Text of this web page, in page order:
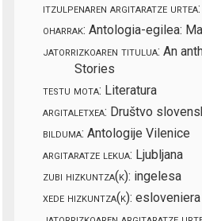
itzulpenaren argitaratze urtea:
oharrak: Antologia-egilea:
jatorrizkoaren titulua: An
Stories
testu mota: Literatura
argitaletxea: Društvo
bilduma: Antologije Vilenice
argitaratze lekua: Ljubljana
zubi hizkuntza(k): ingelesa
xede hizkuntza(k): esloveniera